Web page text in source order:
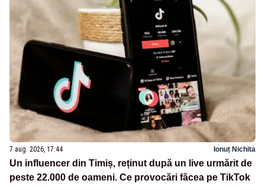
7 aug. 2026, 17:44 Ionuț Nichita
Un influencer din Timiș, reținut după un live urmărit de
peste 22.000 de oameni. Ce provocări făcea pe TikTok